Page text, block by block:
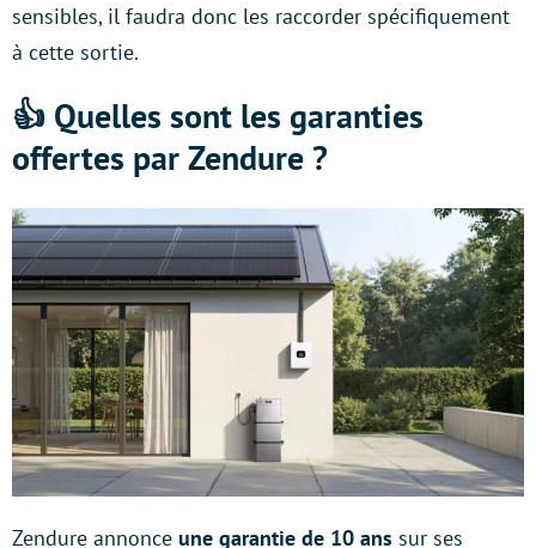
sensibles, il faudra donc les raccorder spécifiquement
à cette sortie.
👍 Quelles sont les garanties
offertes par Zendure ?
Zendure annonce une garantie de 10 ans sur ses